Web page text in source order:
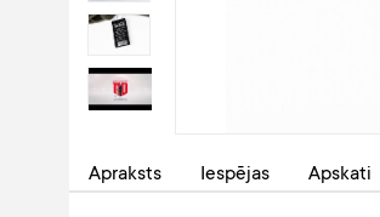
Apraksts Iespējas Apskati